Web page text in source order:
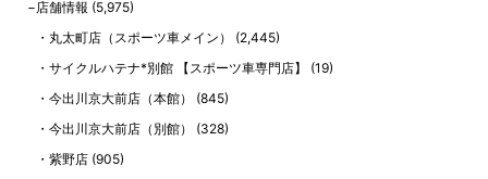
店舗情報 (5,975)
丸太町店（スポーツ車メイン）
(2,445)
サイクルハテナ*別館 【スポーツ車専門店】
(19)
今出川京大前店（本館）
(845)
今出川京大前店（別館）
(328)
紫野店 (905)